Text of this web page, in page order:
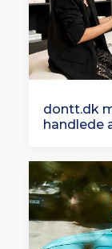
dontt.dk
handlede